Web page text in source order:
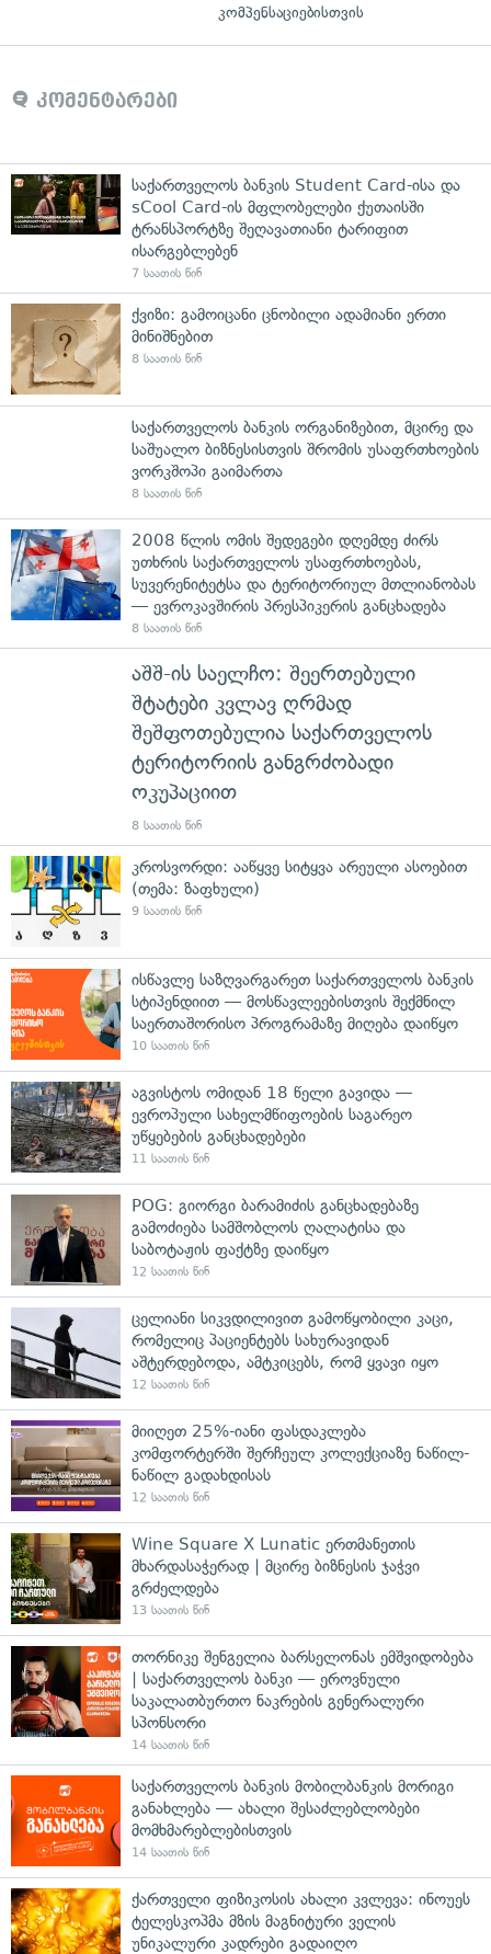
კომპენსაციებისთვის
კომენტარები
საქართველოს ბანკის Student Card-ისა და
sCool Card-ის მფლობელები ქუთაისში
ტრანსპორტზე შეღავათიანი ტარიფით
ისარგებლებენ
7 საათის წინ
ქვიზი: გამოიცანი ცნობილი ადამიანი ერთი
მინიშნებით
8 საათის წინ
საქართველოს ბანკის ორგანიზებით, მცირე და
საშუალო ბიზნესისთვის შრომის უსაფრთხოების
ვორკშოპი გაიმართა
8 საათის წინ
2008 წლის ომის შედეგები დღემდე ძირს
უთხრის საქართველოს უსაფრთხოებას,
სუვერენიტეტსა და ტერიტორიულ მთლიანობას
— ევროკავშირის პრესპიკერის განცხადება
8 საათის წინ
აშშ-ის საელჩო: შეერთებული
შტატები კვლავ ღრმად
შეშფოთებულია საქართველოს
ტერიტორიის განგრძობადი
ოკუპაციით
8 საათის წინ
კროსვორდი: ააწყვე სიტყვა არეული ასოებით
(თემა: ზაფხული)
9 საათის წინ
ისწავლე საზღვარგარეთ საქართველოს ბანკის
სტიპენდიით — მოსწავლეებისთვის შექმნილ
საერთაშორისო პროგრამაზე მიღება დაიწყო
10 საათის წინ
აგვისტოს ომიდან 18 წელი გავიდა —
ევროპული სახელმწიფოების საგარეო
უწყებების განცხადებები
11 საათის წინ
POG: გიორგი ბარამიძის განცხადებაზე
გამოძიება სამშობლოს ღალატისა და
საბოტაჟის ფაქტზე დაიწყო
12 საათის წინ
ცელიანი სიკვდილივით გამოწყობილი კაცი,
რომელიც პაციენტებს სახურავიდან
აშტერდებოდა, ამტკიცებს, რომ ყვავი იყო
12 საათის წინ
მიიღეთ 25%-იანი ფასდაკლება
კომფორტერში შერჩეულ კოლექციაზე ნაწილ-
ნაწილ გადახდისას
12 საათის წინ
Wine Square X Lunatic ერთმანეთის
მხარდასაჭერად | მცირე ბიზნესის ჯაჭვი
გრძელდება
13 საათის წინ
თორნიკე შენგელია ბარსელონას ემშვიდობება
| საქართველოს ბანკი — ეროვნული
საკალათბურთო ნაკრების გენერალური
სპონსორი
14 საათის წინ
საქართველოს ბანკის მობილბანკის მორიგი
განახლება — ახალი შესაძლებლობები
მომხმარებლებისთვის
14 საათის წინ
ქართველი ფიზიკოსის ახალი კვლევა: ინოუეს
ტელესკოპმა მზის მაგნიტური ველის
უნიკალური კადრები გადაიღო